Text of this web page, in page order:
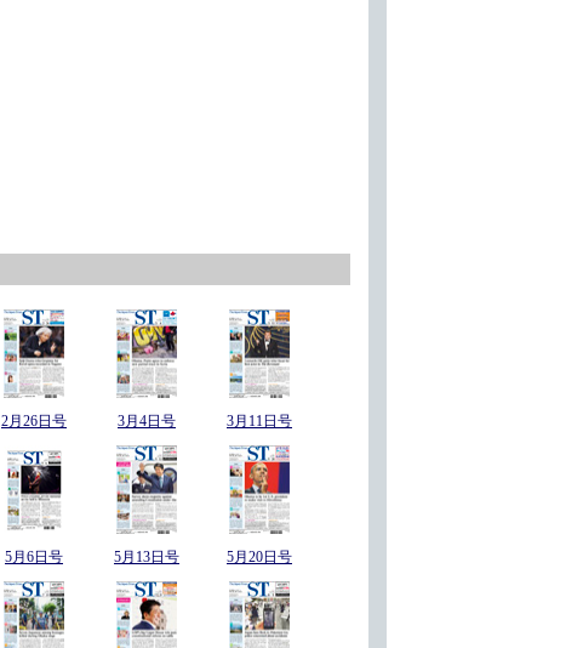
2月26日号 3月4日号 3月11日号
5月6日号 5月13日号 5月20日号